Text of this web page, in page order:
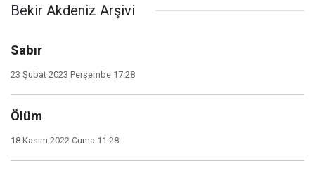
Bekir Akdeniz Arşivi
Sabır
23 Şubat 2023 Perşembe 17:28
Ölüm
18 Kasım 2022 Cuma 11:28